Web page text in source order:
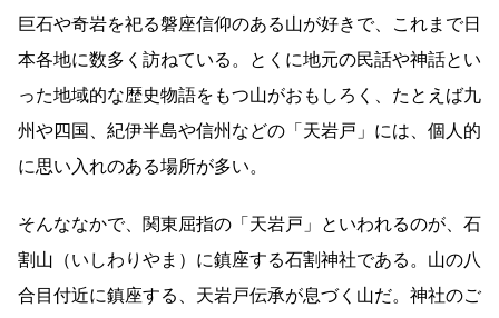
巨石や奇岩を祀る磐座信仰のある山が好きで、これまで日
本各地に数多く訪ねている。とくに地元の民話や神話とい
った地域的な歴史物語をもつ山がおもしろく、たとえば九
州や四国、紀伊半島や信州などの「天岩戸」には、個人的
に思い入れのある場所が多い。
そんななかで、関東屈指の「天岩戸」といわれるのが、石
割山（いしわりやま）に鎮座する石割神社である。山の八
合目付近に鎮座する、天岩戸伝承が息づく山だ。神社のご